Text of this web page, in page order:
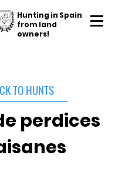
Hunting in Spain
from land
owners!
TO HUNTS
perdices